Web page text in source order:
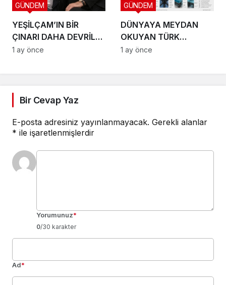
YEŞİLÇAM’IN BİR
ÇINARI DAHA DEVRİLDİ:
HOŞÇA KAL CANIM
GÜNDEM
1 ay önce
DÜNYAYA MEYDAN
OKUYAN TÜRK
VİZYONU TEKNOPOLL
GÜNDEM
1 ay önce
Bir Cevap Yaz
E-posta adresiniz yayınlanmayacak. Gerekli alanlar
* ile işaretlenmişlerdir
Yorumunuz*
0/30 karakter
Ad*